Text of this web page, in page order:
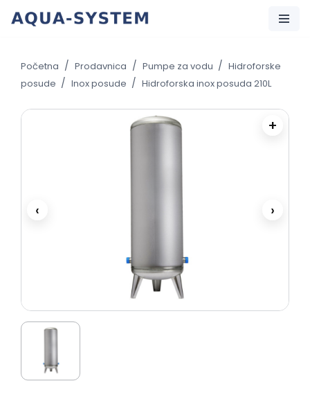
content
Početna / Prodavnica / Pumpe za vodu / Hidroforske
posude / Inox posude / Hidroforska inox posuda 210L
‹
+
›